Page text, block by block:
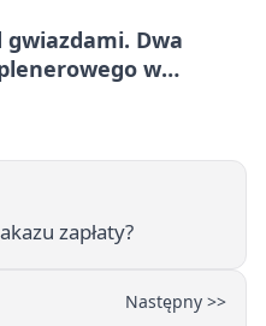
gwiazdami. Dwa
w
zapłaty?
Następny >>